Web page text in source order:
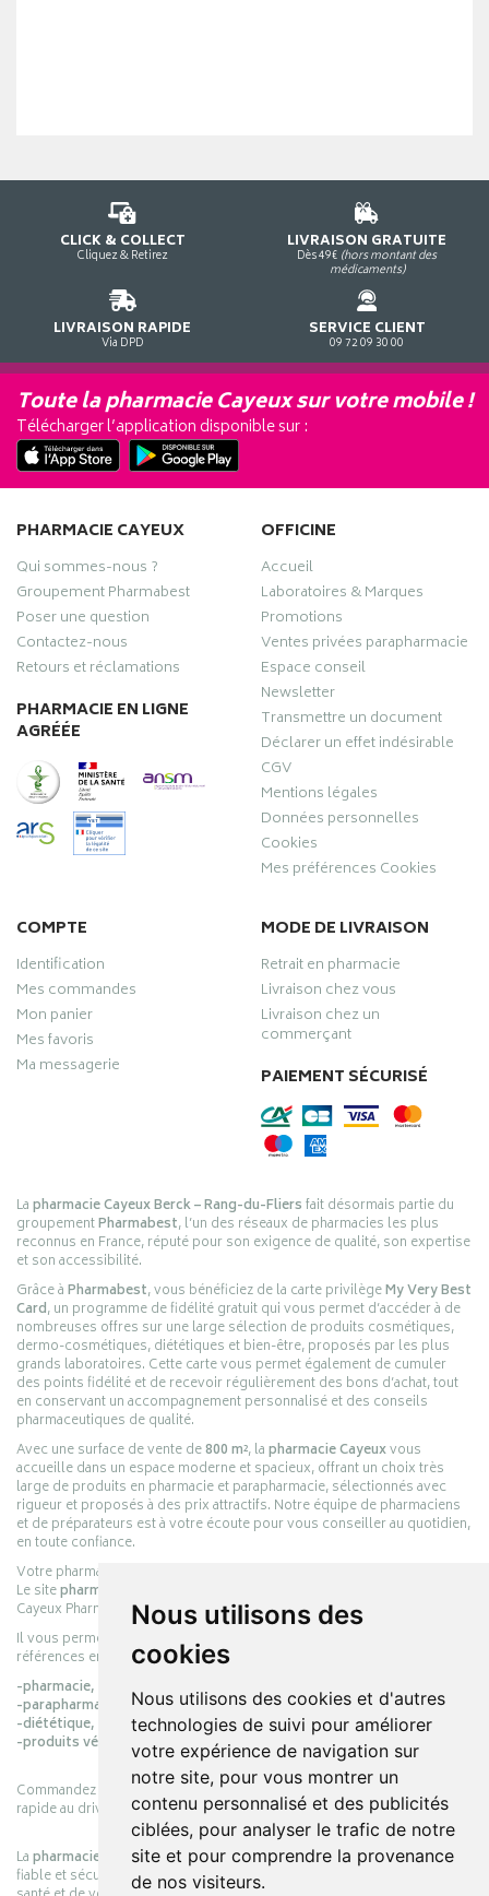
Nous utilisons des
cookies
Nous utilisons des cookies et d'autres
technologies de suivi pour améliorer
votre expérience de navigation sur
notre site, pour vous montrer un
contenu personnalisé et des publicités
ciblées, pour analyser le trafic de notre
site et pour comprendre la provenance
de nos visiteurs.
CLICK & COLLECT
Cliquez & Retirez
LIVRAISON GRATUITE
Dès 49€ (hors montant des
médicaments)
LIVRAISON RAPIDE
Via DPD
SERVICE CLIENT
09 72 09 30 00
Toute la pharmacie Cayeux sur votre mobile !
Télécharger l’application disponible sur :
PHARMACIE CAYEUX
Qui sommes-nous ?
Groupement Pharmabest
Poser une question
Contactez-nous
Retours et réclamations
PHARMACIE EN LIGNE
AGRÉÉE
OFFICINE
Accueil
Laboratoires & Marques
Promotions
Ventes privées parapharmacie
Espace conseil
Newsletter
Transmettre un document
Déclarer un effet indésirable
CGV
Mentions légales
Données personnelles
Cookies
Mes préférences Cookies
COMPTE
Identification
Mes commandes
Mon panier
Mes favoris
Ma messagerie
MODE DE LIVRAISON
Retrait en pharmacie
Livraison chez vous
Livraison chez un
commerçant
PAIEMENT SÉCURISÉ
Lapharmacie Cayeux Berck – Rang-du-Fliersfait désormais partie du
groupementPharmabest, l’un des réseaux de pharmacies les plus
reconnus en France, réputé pour son exigence de qualité, son expertise
et son accessibilité.
Grâce àPharmabest, vous bénéficiez de la carte privilègeMy Very Best
Card, un programme de fidélité gratuit qui vous permet d’accéder à de
nombreuses offres sur une large sélection de produits cosmétiques,
dermo-cosmétiques, diététiques et bien-être, proposés par les plus
grands laboratoires. Cette carte vous permet également de cumuler
des points fidélité et de recevoir régulièrement des bons d’achat, tout
en conservant un accompagnement personnalisé et des conseils
pharmaceutiques de qualité.
Avec une surface de vente de800 m², lapharmacie Cayeuxvous
accueille dans un espace moderne et spacieux, offrant un choix très
large de produits en pharmacie et parapharmacie, sélectionnés avec
rigueur et proposés à des prix attractifs. Notre équipe de pharmaciens
et de préparateurs est à votre écoute pour vous conseiller au quotidien,
en toute confiance.
Votre pharmacie en ligne :
Le sitepharmacie-cayeux.fr
Cayeux Pharmabest Berck-sur-Mer – Rang-du-Fliers.
Il vous permet de réaliser vos achats en ligne parmi des milliers de
références en :
-pharmacie,
-parapharmacie,
-diététique,
-produits vétérinaires.
Commandez simplement vos produits en ligne et choisissez le retrait
rapide au drive ou la livraison à domicile, en toute simplicité.
Lapharmacie Cayeuxs’engage à vous offrir une expérience pratique,
fiable et sécurisée, en officine comme en ligne, au service de votre